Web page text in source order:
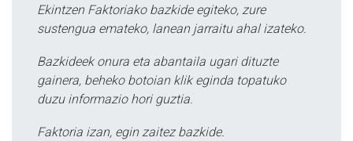
Ekintzen Faktoriako bazkide egiteko, zure
sustengua emateko, lanean jarraitu ahal izateko.
Bazkideek onura eta abantaila ugari dituzte
gainera, beheko botoian klik eginda topatuko
duzu informazio hori guztia.
Faktoria izan, egin zaitez bazkide.